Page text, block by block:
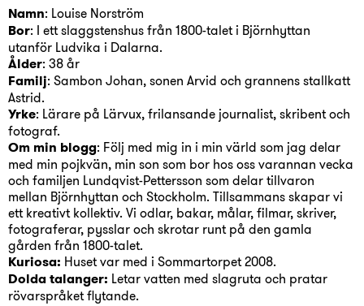
Namn: Louise Norström
Bor: I ett slaggstenshus från 1800-talet i Björnhyttan
utanför Ludvika i Dalarna.
Ålder: 38 år
Familj: Sambon Johan, sonen Arvid och grannens stallkatt
Astrid.
Yrke: Lärare på Lärvux, frilansande journalist, skribent och
fotograf.
Om min blogg: Följ med mig in i min värld som jag delar
med min pojkvän, min son som bor hos oss varannan vecka
och familjen Lundqvist-Pettersson som delar tillvaron
mellan Björnhyttan och Stockholm. Tillsammans skapar vi
ett kreativt kollektiv. Vi odlar, bakar, målar, filmar, skriver,
fotograferar, pysslar och skrotar runt på den gamla
gården från 1800-talet.
Kuriosa: Huset var med i Sommartorpet 2008.
Dolda talanger: Letar vatten med slagruta och pratar
rövarspråket flytande.